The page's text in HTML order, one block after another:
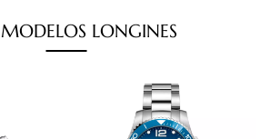
MODELOS LONGINES